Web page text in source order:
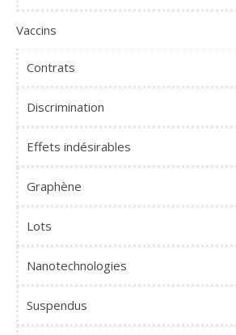
Vaccins
Contrats
Discrimination
Effets indésirables
Graphène
Lots
Nanotechnologies
Suspendus